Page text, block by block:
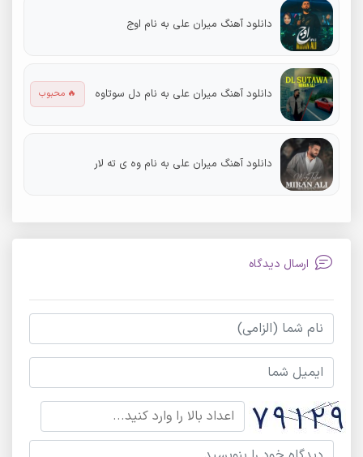
دانلود آهنگ میران علی به نام اوج
دانلود آهنگ میران علی به نام دل سوتاوه 🔥 محبوب
دانلود آهنگ میران علی به نام وه ی ته لار
ارسال دیدگاه